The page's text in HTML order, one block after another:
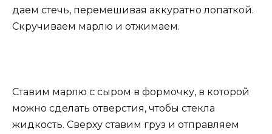
даем стечь, перемешивая аккуратно лопаткой.
Скручиваем марлю и отжимаем.
Ставим марлю с сыром в формочку, в которой
можно сделать отверстия, чтобы стекла
жидкость. Сверху ставим груз и отправляем